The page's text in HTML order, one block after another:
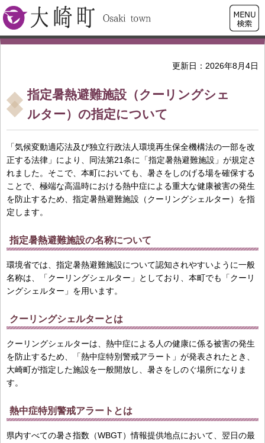
大崎町
検索・
共通メ
ニュー
更新日：2026年8月4日
指定暑熱避難施設（クーリングシェ
ルター）の指定について
「気候変動適応法及び独立行政法人環境再生保全機構法の一部を改
正する法律」により、同法第21条に「指定暑熱避難施設」が規定さ
れました。そこで、本町においても、暑さをしのげる場を確保する
ことで、極端な高温時における熱中症による重大な健康被害の発生
を防止するため、指定暑熱避難施設（クーリングシェルター）を指
定します。
指定暑熱避難施設の名称について
環境省では、指定暑熱避難施設について認知されやすいように一般
名称は、「クーリングシェルター」としており、本町でも「クーリ
ングシェルター」を用います。
クーリングシェルターとは
クーリングシェルターは、熱中症による人の健康に係る被害の発生
を防止するため、「熱中症特別警戒アラート」が発表されたとき、
大崎町が指定した施設を一般開放し、暑さをしのぐ場所になりま
す。
熱中症特別警戒アラートとは
県内すべての暑さ指数（WBGT）情報提供地点において、翌日の最